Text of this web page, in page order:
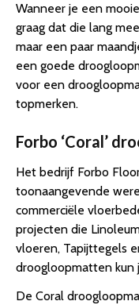
Wanneer je een
graag dat die lang
maar een paar
een goede
voor een
topmerken.
Forbo ‘Coral’
Het bedrijf Forbo
toonaangevende
commerciële
projecten die
vloeren, Tapijttegels
droogloopmatten kun
De Coral